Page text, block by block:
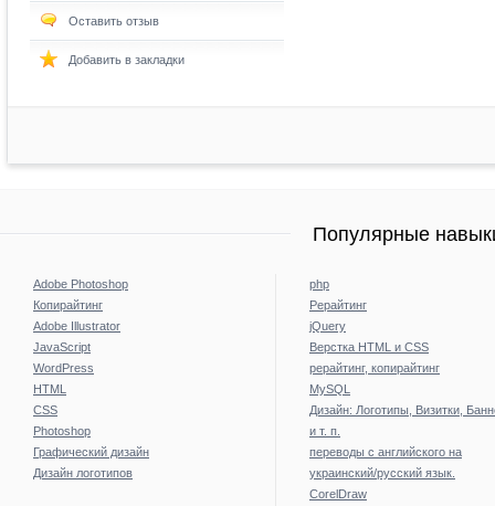
Оставить отзыв
Добавить в закладки
Популярные
Adobe Photoshop
Копирайтинг
Adobe Illustrator
JavaScript
WordPress
HTML
CSS
Photoshop
Графический дизайн
Дизайн логотипов
php
Рерайтинг
jQuery
Верстка HTML и CSS
рерайтинг, копирайтинг
MySQL
Дизайн: Логотипы, Визитки,
и т. п.
переводы с английского на
украинский/русский язык.
CorelDraw